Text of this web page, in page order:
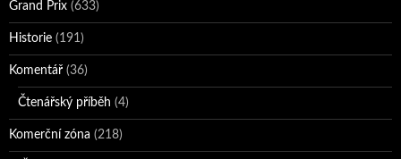
Grand Prix (633)
Historie (191)
Komentář (36)
Čtenářský příběh (4)
Komerční zóna (218)